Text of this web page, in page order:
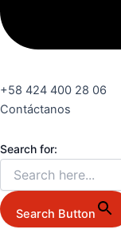
+58 424 400 28 06
Contáctanos
Search for:
Search Button